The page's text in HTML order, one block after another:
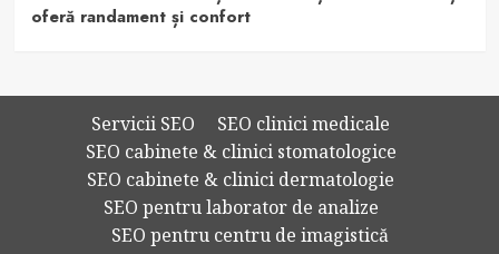
oferă randament și confort
Servicii SEO
SEO clinici medicale
SEO cabinete & clinici stomatologice
SEO cabinete & clinici dermatologie
SEO pentru laborator de analize
SEO pentru centru de imagistică